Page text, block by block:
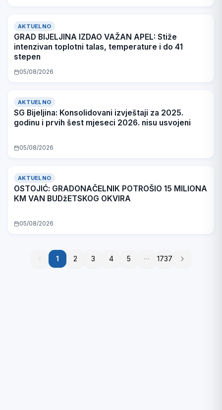
AKTUELNO
GRAD BIJELJINA IZDAO VAŽAN APEL: Stiže
intenzivan toplotni talas, temperature i do 41
stepen
05/08/2026
AKTUELNO
SG Bijeljina: Konsolidovani izvještaji za 2025.
godinu i prvih šest mjeseci 2026. nisu usvojeni
05/08/2026
AKTUELNO
OSTOJIĆ: GRADONAČELNIK POTROŠIO 15 MILIONA
KM VAN BUDžETSKOG OKVIRA
05/08/2026
1
1 2 3 4 5 1737